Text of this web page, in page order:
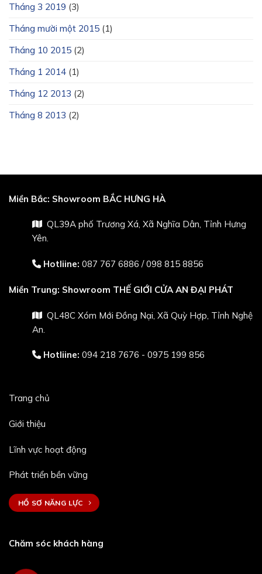
Tháng 3 2019 (3)
Tháng mười một 2015 (1)
Tháng 10 2015 (2)
Tháng 1 2014 (1)
Tháng 12 2013 (2)
Tháng 8 2013 (2)
Miền Bắc: Showroom BẮC HƯNG HÀ
QL39A phố Trương Xá, Xã Nghĩa Dân, Tỉnh Hưng
Yên.
Hotliine: 087 767 6886 /098 815 8856
Miền Trung: Showroom THẾ GIỚI CỬA AN ĐẠI PHÁT
QL48C Xóm Mới Đồng Nại, Xã Quỳ Hợp, Tỉnh Nghệ
An.
Hotliine: 094 218 7676 - 0975 199 856
Trang chủ
Giới thiệu
Lĩnh vực hoạt động
Phát triển bền vững
HỒ SƠ NĂNG LỰC
Chăm sóc khách hàng